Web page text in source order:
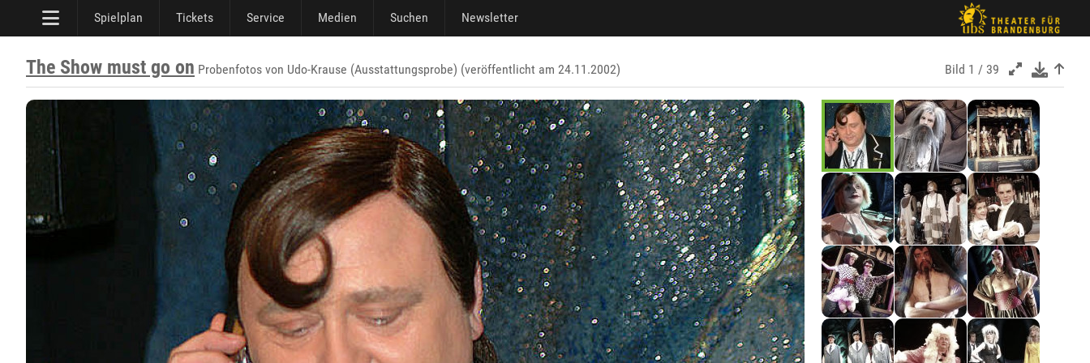
Spielplan Tickets Service Medien Suchen Newsletter
The Show must go on Probenfotos von Udo-Krause (Ausstattungsprobe) (veröffentlicht am 24.11.2002) Bild 1 / 39